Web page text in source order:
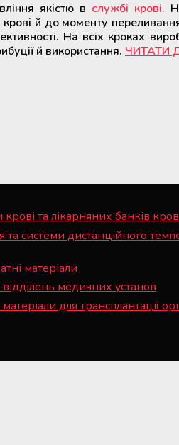
якістю вслужбі крові.
й до моменту
На всіх кроках
й використання. ЧИТАТИ
та лікарняних банків
системи дистанційного
матеріали
медичних установ
для трансплантації